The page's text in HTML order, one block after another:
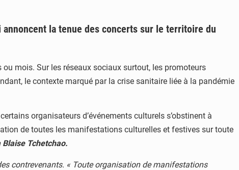
la tenue des concerts sur le territoire du
mois. Sur les réseaux sociaux surtout, les promoteurs
le contexte marqué par la crise sanitaire liée à la pandémie
organisateurs d’événements culturels s’obstinent à
de toutes les manifestations culturelles et festives sur toute
Blaise Tchetchao.
contrevenants. « Toute organisation de manifestations